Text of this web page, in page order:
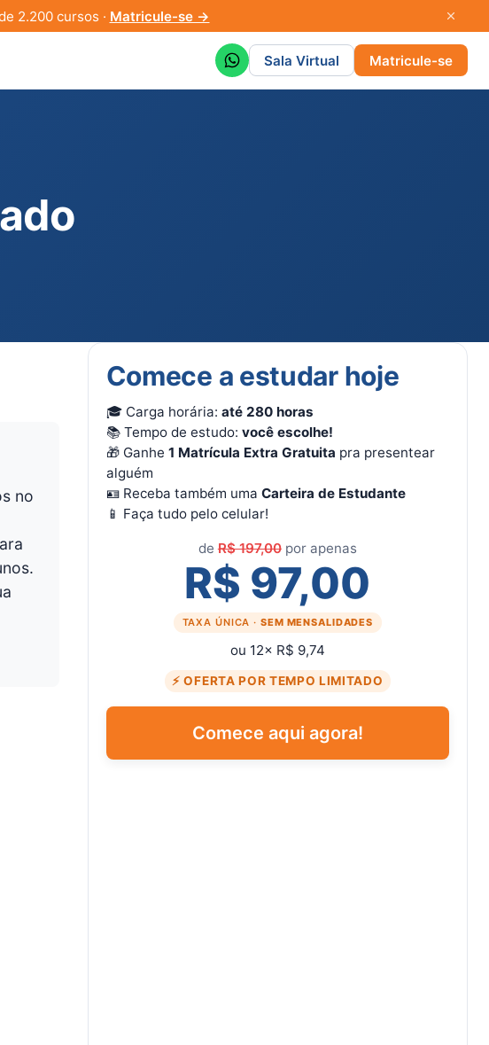
2.200 cursos · Matricule-se →
Sala Virtual Matricule-se
no
Comece a estudar hoje
🎓 Carga horária: até 280 horas
📚 Tempo de estudo: você escolhe!
🎁 Ganhe 1 Matrícula Extra Gratuita pra presentear
alguém
🪪 Receba também uma Carteira de Estudante
📱 Faça tudo pelo celular!
deR$ 197,00por apenas
R$ 97,00
TAXA ÚNICA · SEM MENSALIDADES
ou 12× R$ 9,74
⚡ OFERTA POR TEMPO LIMITADO
Comece aqui agora!